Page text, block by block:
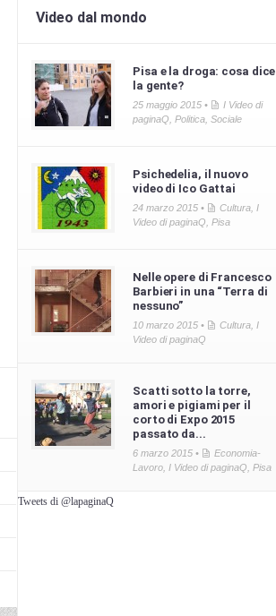
Video dal mondo
Pisa e la droga: cosa dice
la gente?
25 maggio 2015 •
I Video di
paginaQ ,Politica ,Sociale
Psichedelia, il nuovo
video di Ico Gattai
24 marzo 2015 • Cultura ,I
Video di paginaQ ,Pisa
Nelle opere di Francesco
Barbieri in una “Terra di
nessuno”
10 marzo 2015 • Cultura I
Video di paginaQ
Scatti sotto la torre,
amori e pigiami per il
corto di Expo 2015
passato da...
6 marzo 2015 •
Economia-
Lavoro I Video di paginaQ ,Pisa
Tweets di @lapaginaQ